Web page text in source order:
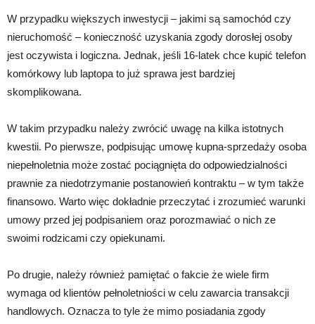
W przypadku większych inwestycji – jakimi są samochód czy
nieruchomość – konieczność uzyskania zgody dorosłej osoby
jest oczywista i logiczna. Jednak, jeśli 16-latek chce kupić telefon
komórkowy lub laptopa to już sprawa jest bardziej
skomplikowana.
W takim przypadku należy zwrócić uwagę na kilka istotnych
kwestii. Po pierwsze, podpisując umowę kupna-sprzedaży osoba
niepełnoletnia może zostać pociągnięta do odpowiedzialności
prawnie za niedotrzymanie postanowień kontraktu – w tym także
finansowo. Warto więc dokładnie przeczytać i zrozumieć warunki
umowy przed jej podpisaniem oraz porozmawiać o nich ze
swoimi rodzicami czy opiekunami.
Po drugie, należy również pamiętać o fakcie że wiele firm
wymaga od klientów pełnoletniości w celu zawarcia transakcji
handlowych. Oznacza to tyle że mimo posiadania zgody